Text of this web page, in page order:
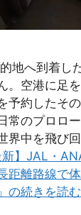
地へ到着し
。空港に足
予約したそ
常のプロロ
界中を飛び
新】JAL・
距離路線で
の続きを読む